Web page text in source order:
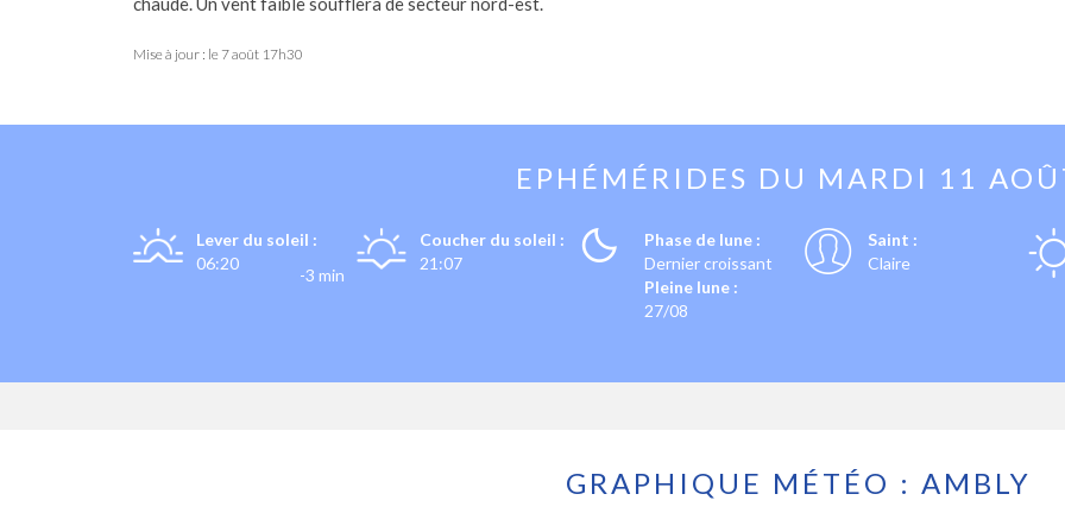
Mise à jour : le 7 août 17h30
EPHÉMÉRIDES DU MARDI 11
Lever du soleil :
06:20
-3 min
Coucher du soleil :
21:07
Phase de lune :
Dernier croissant
Pleine lune :
27/08
Saint :
Claire
GRAPHIQUE MÉTÉO : AMBLY